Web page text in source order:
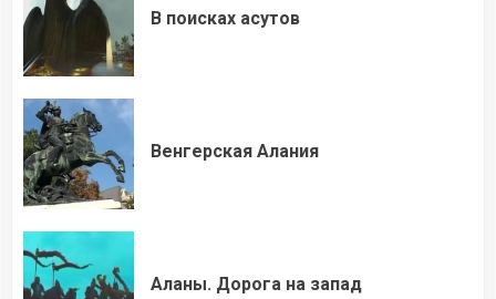
В поисках асутов
Венгерская Алания
Аланы. Дорога на запад